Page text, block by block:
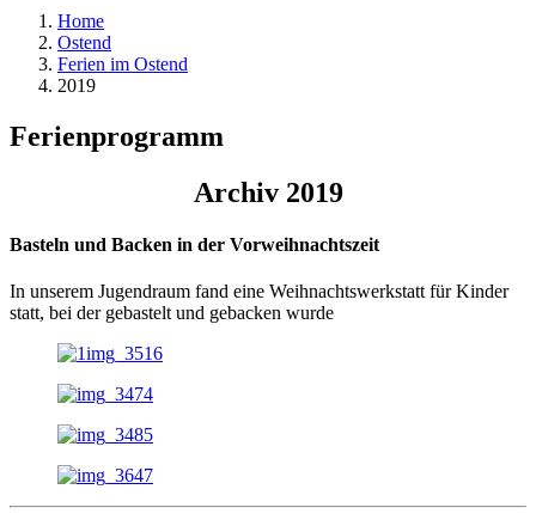
Home
Ostend
Ferien im Ostend
2019
Ferienprogramm
Archiv 2019
Basteln und Backen in der Vorweihnachtszeit
In unserem Jugendraum fand eine Weihnachtswerkstatt für Kinder
statt, bei der gebastelt und gebacken wurde